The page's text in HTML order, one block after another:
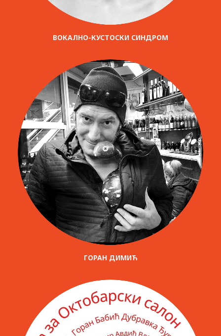
ВОКАЛНО-КУСТОСКИ СИНДРОМ
ГОРАН ДИМИЋ